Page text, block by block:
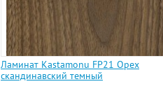
Ламинат Kastamonu FP21 Орех
скандинавский темный